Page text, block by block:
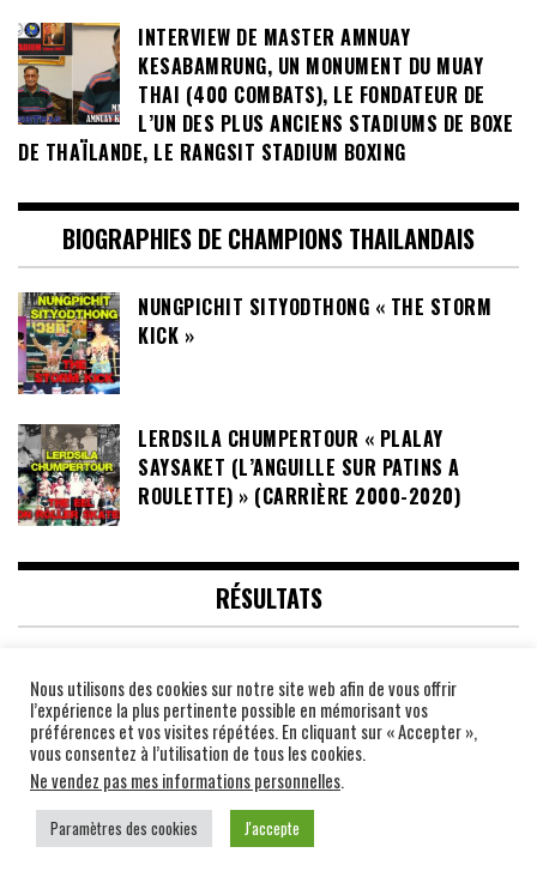
INTERVIEW DE MASTER AMNUAY
KESABAMRUNG, UN MONUMENT DU MUAY
THAI (400 COMBATS), LE FONDATEUR DE
L’UN DES PLUS ANCIENS STADIUMS DE BOXE
DE THAÏLANDE, LE RANGSIT STADIUM BOXING
BIOGRAPHIES DE CHAMPIONS THAILANDAIS
NUNGPICHIT SITYODTHONG « THE STORM
KICK »
LERDSILA CHUMPERTOUR « PLALAY
SAYSAKET (L’ANGUILLE SUR PATINS A
ROULETTE) » (CARRIÈRE 2000-2020)
RÉSULTATS
PRÉPARATION
Nous utilisons des cookies sur notre site web afin de vous offrir
l’expérience la plus pertinente possible en mémorisant vos
préférences et vos visites répétées. En cliquant sur « Accepter »,
vous consentez à l’utilisation de tous les cookies.
Ne vendez pas mes informations personnelles.
Paramètres des cookies J'accepte